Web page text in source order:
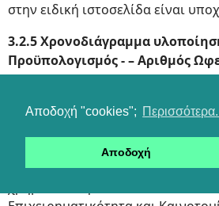
Αποδοχή "cookies";
Αποδοχή
στην ειδική ιστοσελίδα είναι
3.2.5 Χρονοδιάγραμμα
Προϋπολογισμός - – Αριθμός
Η λήξη του φυσικού
στις 31.05.2020. Η λήξη του
Ο συνολικός προϋπολογισμός
στο ποσό 192.965.940,00 ευρώ. Η
χρηματοδοτηθεί από το Ε.Π.